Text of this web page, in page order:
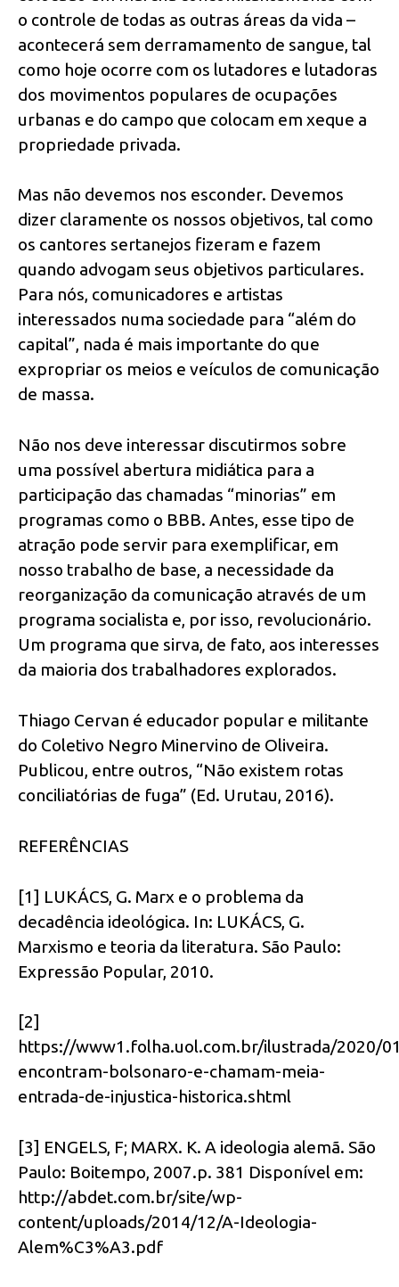
o controle de todas as outras áreas da vida –
acontecerá sem derramamento de sangue, tal
como hoje ocorre com os lutadores e lutadoras
dos movimentos populares de ocupações
urbanas e do campo que colocam em xeque a
propriedade privada.
Mas não devemos nos esconder. Devemos
dizer claramente os nossos objetivos, tal como
os cantores sertanejos fizeram e fazem
quando advogam seus objetivos particulares.
Para nós, comunicadores e artistas
interessados numa sociedade para “além do
capital”, nada é mais importante do que
expropriar os meios e veículos de comunicação
de massa.
Não nos deve interessar discutirmos sobre
uma possível abertura midiática para a
participação das chamadas “minorias” em
programas como o BBB. Antes, esse tipo de
atração pode servir para exemplificar, em
nosso trabalho de base, a necessidade da
reorganização da comunicação através de um
programa socialista e, por isso, revolucionário.
Um programa que sirva, de fato, aos interesses
da maioria dos trabalhadores explorados.
Thiago Cervan é educador popular e militante
do Coletivo Negro Minervino de Oliveira.
Publicou, entre outros, “Não existem rotas
conciliatórias de fuga” (Ed. Urutau, 2016).
REFERÊNCIAS
[1] LUKÁCS, G. Marx e o problema da
decadência ideológica. In: LUKÁCS, G.
Marxismo e teoria da literatura. São Paulo:
Expressão Popular, 2010.
[2]
https://www1.folha.uol.com.br/ilustrada/2020/
encontram-bolsonaro-e-chamam-meia-
entrada-de-injustica-historica.shtml
[3] ENGELS, F; MARX. K. A ideologia alemã. São
Paulo: Boitempo, 2007.p. 381 Disponível em:
http://abdet.com.br/site/wp-
content/uploads/2014/12/A-Ideologia-
Alem%C3%A3.pdf